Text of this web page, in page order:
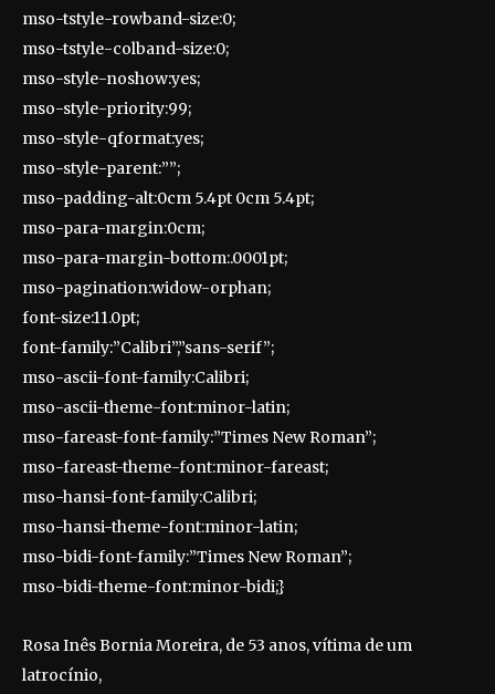
mso-tstyle-rowband-size:0;
mso-tstyle-colband-size:0;
mso-style-noshow:yes;
mso-style-priority:99;
mso-style-qformat:yes;
mso-style-parent:””;
mso-padding-alt:0cm 5.4pt 0cm 5.4pt;
mso-para-margin:0cm;
mso-para-margin-bottom:.0001pt;
mso-pagination:widow-orphan;
font-size:11.0pt;
font-family:”Calibri”,”sans-serif”;
mso-ascii-font-family:Calibri;
mso-ascii-theme-font:minor-latin;
mso-fareast-font-family:”Times New Roman”;
mso-fareast-theme-font:minor-fareast;
mso-hansi-font-family:Calibri;
mso-hansi-theme-font:minor-latin;
mso-bidi-font-family:”Times New Roman”;
mso-bidi-theme-font:minor-bidi;}
Rosa Inês Bornia Moreira, de 53 anos, vítima de um
latrocínio,